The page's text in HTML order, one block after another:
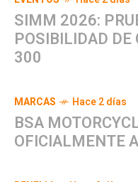
SIMM 2026:
POSIBILIDAD DE
300
MARCAS Hace 2 días
BSA
OFICIALMENTE